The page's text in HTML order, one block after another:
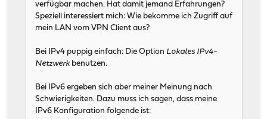
verfügbar machen. Hat damit jemand Erfahrungen?
Speziell interessiert mich: Wie bekomme ich Zugriff auf
mein LAN vom VPN Client aus?
Bei IPv4 puppig einfach: Die Option Lokales IPv4-
Netzwerk benutzen.
Bei IPv6 ergeben sich aber meiner Meinung nach
Schwierigkeiten. Dazu muss ich sagen, dass meine
IPv6 Konfiguration folgende ist: